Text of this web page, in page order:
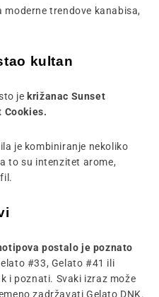
trendove kanabisa,
kultan
je križanac Sunset
Cookies.
je kombiniranje nekoliko
to su intenzitet arome,
postalo je poznato
#33, Gelato #41 ili
i poznati. Svaki izraz može
zadržavati Gelato DNK.